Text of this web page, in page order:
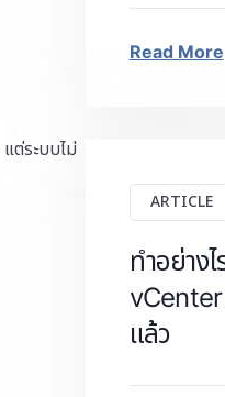
Read More
ARTICLE
ทำอย่าง
vCenter
แล้ว